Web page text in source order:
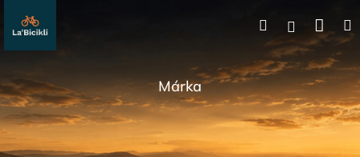
tartalomhoz
Keresés
Márka